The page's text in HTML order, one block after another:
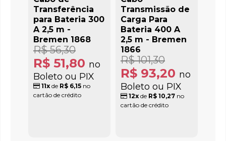
Transferência
para Bateria 300
A 2,5 m -
Bremen 1868
R$ 51,80 no
Boleto ou PIX
R$ 56,30
11x de R$ 6,15 no
cartão de crédito
Transmissão de
Carga Para
Bateria 400 A
2,5 m - Bremen
1866
R$ 93,20 no
Boleto ou PIX
R$ 101,30
12xde R$ 10,27no
cartão de crédito